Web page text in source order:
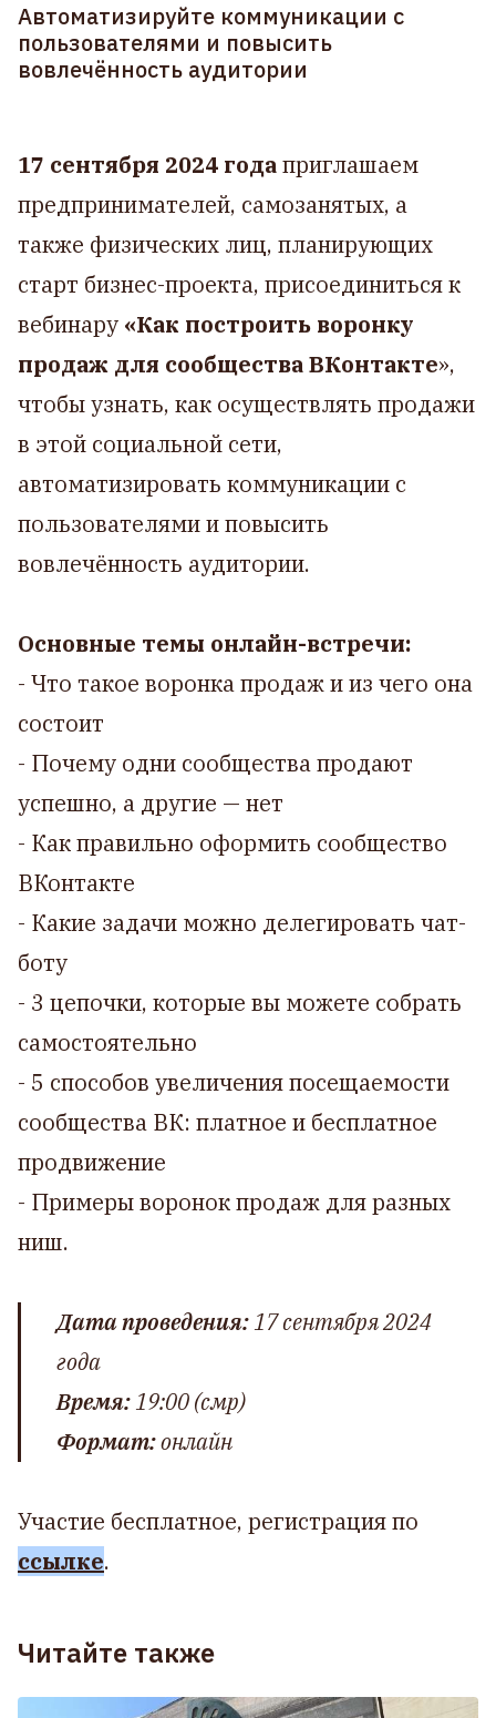
Автоматизируйте коммуникации с
пользователями и повысить
вовлечённость аудитории
17 сентября 2024 годаприглашаем
предпринимателей, самозанятых, а
также физических лиц, планирующих
старт бизнес-проекта, присоединиться к
вебинару «Как построить воронку
продаж для сообщества ВКонтакте»,
чтобы узнать, как осуществлять продажи
в этой социальной сети,
автоматизировать коммуникации с
пользователями и повысить
вовлечённость аудитории.
Основные темы онлайн-встречи:
- Что такое воронка продаж и из чего она
состоит
- Почему одни сообщества продают
успешно, а другие — нет
- Как правильно оформить сообщество
ВКонтакте
- Какие задачи можно делегировать чат-
боту
- 3 цепочки, которые вы можете собрать
самостоятельно
- 5 способов увеличения посещаемости
сообщества ВК: платное и бесплатное
продвижение
- Примеры воронок продаж для разных
ниш.
Дата проведения:17 сентября 2024
года
Время:19:00 (смр)
Формат:онлайн
Участие бесплатное, регистрация по
ссылке.
Читайте также